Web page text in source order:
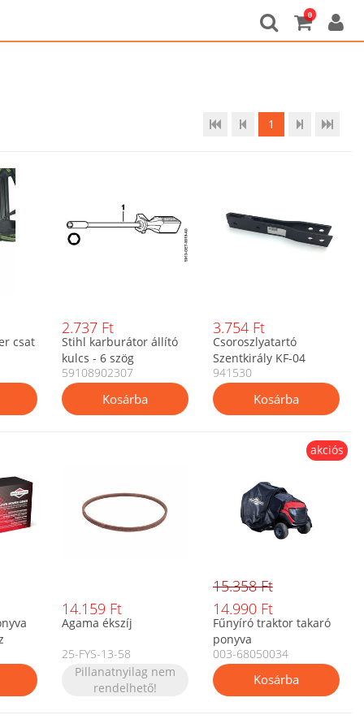
0
1
csat
2.737 Ft
Stihl karburátor állító
kulcs - 6 szög
59108902307
3.754 Ft
Csoroszlyatartó
Szentkirály KF-04
941530
14.159 Ft
Agama ékszíj
25-FYS-13-58
Pillanatnyilag nem
rendelhető!
akciós
15.358 Ft
14.990 Ft
Fűnyíró traktor takaró
ponyva
003-68050034